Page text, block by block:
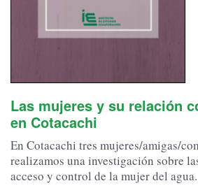
Las mujeres y su relación
en Cotacachi
En Cotacachi tres mujeres/amigas/
realizamos una investigación sobre
acceso y control de la mujer del